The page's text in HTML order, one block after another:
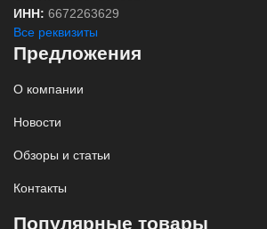
ИНН: 6672263629
Все реквизиты
Предложения
О компании
Новости
Обзоры и статьи
Контакты
Популярные товары